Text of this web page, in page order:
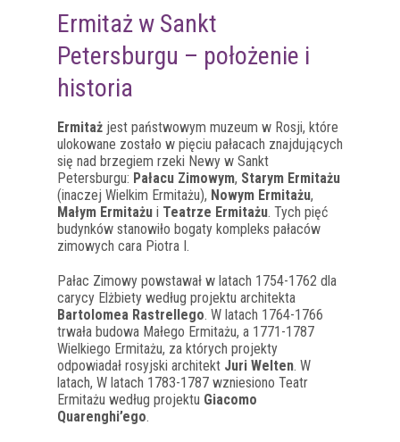
Ermitaż w Sankt
Petersburgu – położenie i
historia
Ermitaż jest państwowym muzeum w Rosji, które
ulokowane zostało w pięciu pałacach znajdujących
się nad brzegiem rzeki Newy w Sankt
Petersburgu: Pałacu Zimowym, Starym Ermitażu
(inaczej Wielkim Ermitażu), Nowym Ermitażu,
Małym Ermitażu i Teatrze Ermitażu. Tych pięć
budynków stanowiło bogaty kompleks pałaców
zimowych cara Piotra I.
Pałac Zimowy powstawał w latach 1754-1762 dla
carycy Elżbiety według projektu architekta
Bartolomea Rastrellego. W latach 1764-1766
trwała budowa Małego Ermitażu, a 1771-1787
Wielkiego Ermitażu, za których projekty
odpowiadał rosyjski architekt Juri Welten. W
latach, W latach 1783-1787 wzniesiono Teatr
Ermitażu według projektu Giacomo
Quarenghi’ego.